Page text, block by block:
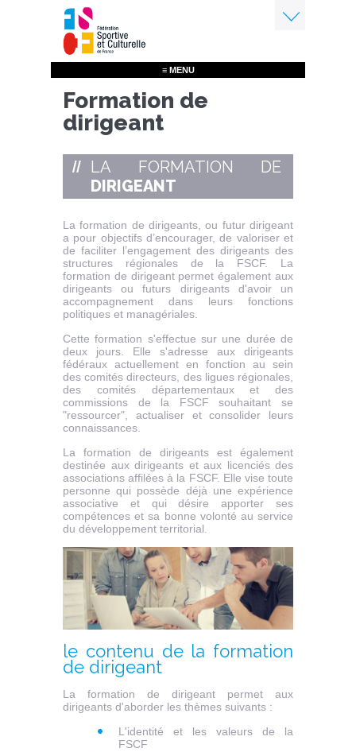
Aller
au
contenu
principal
≡ MENU
Formation de
dirigeant
LA FORMATION DE
DIRIGEANT
La formation de dirigeants, ou futur dirigeant
a pour objectifs d’encourager, de valoriser et
de faciliter l’engagement des dirigeants des
structures régionales de la FSCF. La
formation de dirigeant permet également aux
dirigeants ou futurs dirigeants d'avoir un
accompagnement dans leurs fonctions
politiques et managériales.
Cette formation s'effectue sur une durée de
deux jours. Elle s'adresse aux dirigeants
fédéraux actuellement en fonction au sein
des comités directeurs, des ligues régionales,
des comités départementaux et des
commissions de la FSCF souhaitant se
"ressourcer", actualiser et consolider leurs
connaissances.
La formation de dirigeants est également
destinée aux dirigeants et aux licenciés des
associations affilées à la FSCF. Elle vise toute
personne qui possède déjà une expérience
associative et qui désire apporter ses
compétences et sa bonne volonté au service
du développement territorial.
le contenu de la formation
de dirigeant
La formation de dirigeant permet aux
dirigeants d'aborder les thèmes suivants :
L'identité et les valeurs de la
FSCF